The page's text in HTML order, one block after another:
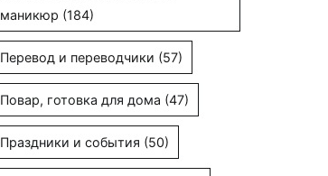
маникюр (184)
Перевод и переводчики (57)
Повар, готовка для дома (47)
Праздники и события (50)